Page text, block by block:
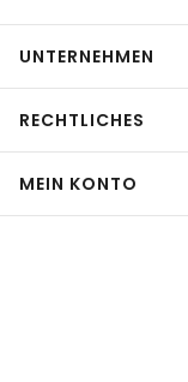
UNTERNEHMEN
RECHTLICHES
MEIN KONTO